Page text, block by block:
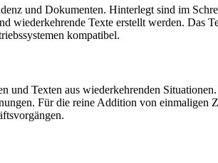
und Dokumenten. Hinterlegt sind im
wiederkehrende Texte erstellt werden.
kompatibel.
Texten aus wiederkehrenden
Für die reine Addition von